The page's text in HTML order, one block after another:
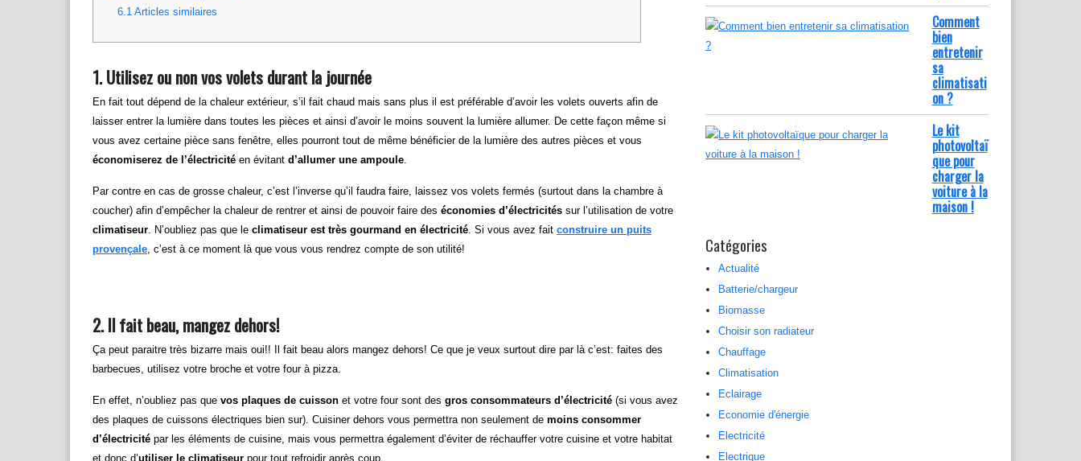
6.1Articles similaires
1. Utilisez ou non vos volets durant la journée
En fait tout dépend de la chaleur extérieur, s’il fait chaud mais sans plus il est préférable d’avoir les volets ouverts afin de
laisser entrer la lumière dans toutes les pièces et ainsi d’avoir le moins souvent la lumière allumer. De cette façon même si
vous avez certaine pièce sans fenêtre, elles pourront tout de même bénéficier de la lumière des autres pièces et vous
économiserez de l’électricité en évitant d’allumer une ampoule.
Par contre en cas de grosse chaleur, c’est l’inverse qu’il faudra faire, laissez vos volets fermés (surtout dans la chambre à
coucher) afin d’empêcher la chaleur de rentrer et ainsi de pouvoir faire des économies d’électricités sur l’utilisation de votre
climatiseur. N’oubliez pas que le climatiseur est très gourmand en électricité. Si vous avez fait construire un puits
provençale, c’est à ce moment là que vous vous rendrez compte de son utilité!
2. Il fait beau, mangez dehors!
Ça peut paraitre très bizarre mais oui!! Il fait beau alors mangez dehors! Ce que je veux surtout dire par là c’est: faites des
barbecues, utilisez votre broche et votre four à pizza.
En effet, n’oubliez pas que vos plaques de cuisson et votre four sont des gros consommateurs d’électricité (si vous avez
des plaques de cuissons électriques bien sur). Cuisiner dehors vous permettra non seulement de moins consommer
d’électricité par les éléments de cuisine, mais vous permettra également d’éviter de réchauffer votre cuisine et votre habitat
et donc d’utiliser le climatiseur pour tout refroidir après coup.
Comment
bien
entretenir
sa
climatisati
on ?
Le kit
photovoltaï
que pour
charger la
voiture à la
maison !
Catégories
Actualité
Batterie/chargeur
Biomasse
Choisir son radiateur
Chauffage
Climatisation
Eclairage
Economie d'énergie
Electricité
Electrique